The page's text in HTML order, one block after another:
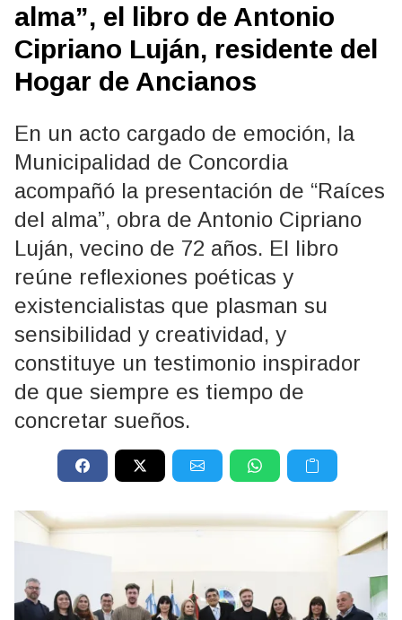
alma”, el libro de Antonio
Cipriano Luján, residente del
Hogar de Ancianos
En un acto cargado de emoción, la
Municipalidad de Concordia
acompañó la presentación de “Raíces
del alma”, obra de Antonio Cipriano
Luján, vecino de 72 años. El libro
reúne reflexiones poéticas y
existencialistas que plasman su
sensibilidad y creatividad, y
constituye un testimonio inspirador
de que siempre es tiempo de
concretar sueños.